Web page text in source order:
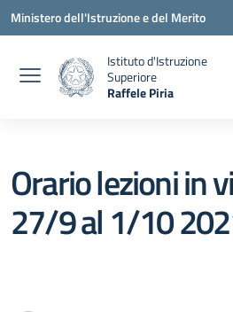
Vai ai contenuti
Vai al menu di navigazione
Vai al footer
Ministero dell'Istruzione e del Merito
Istituto d'Istruzione
Superiore
Raffele Piria
Orario lezioni in
27/9 al 1/10